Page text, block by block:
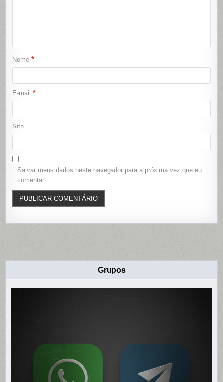
Nome*
E-mail*
Site
Salvar meus dados neste navegador para a próxima vez que eu
comentar.
Grupos